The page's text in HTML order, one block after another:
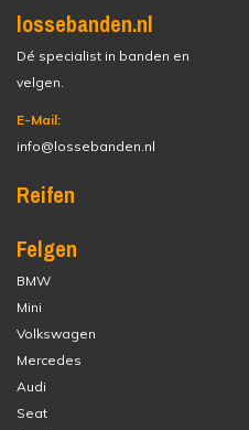
lossebanden.nl
Dé specialist in banden en
velgen.
E-Mail:
info@lossebanden.nl
Reifen
Felgen
BMW
Mini
Volkswagen
Mercedes
Audi
Seat